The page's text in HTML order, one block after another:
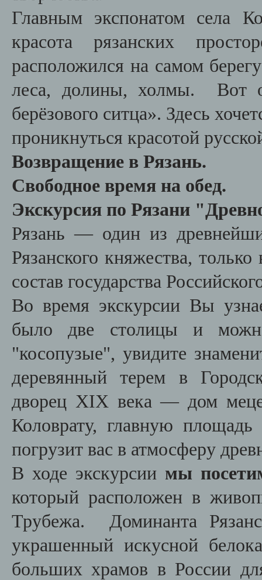
Главным экспонатом села
красота рязанских
расположился на самом
леса, долины, холмы. Вот
берёзового ситца». Здесь
проникнуться красотой
Возвращение в Рязань.
Свободное время на обед.
Экскурсия по Рязани
Рязань — один из
Рязанского княжества,
состав государства
Во время экскурсии Вы
было две столицы и
"косопузые", увидите
деревянный терем в
дворец XIX века — дом
Коловрату, главную
погрузит вас в атмосферу
В ходе экскурсии мы
который расположен в
Трубежа. Доминанта
украшенный искусной
больших храмов в России